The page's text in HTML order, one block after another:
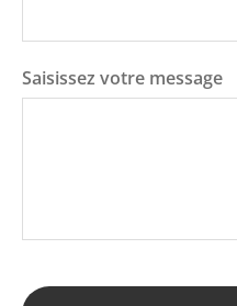
Saisissez votre message